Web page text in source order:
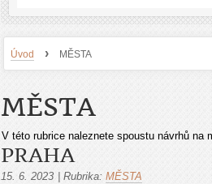
Úvod › MĚSTA
MĚSTA
V této rubrice naleznete spoustu návrhů
PRAHA
15. 6. 2023 Rubrika: MĚSTA